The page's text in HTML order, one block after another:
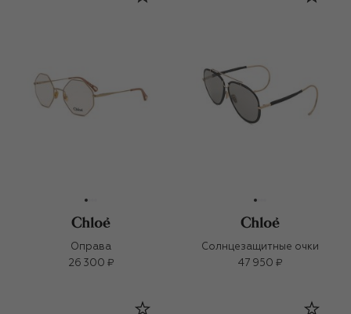
Оправа
26 300 ₽
Солнцезащитные очки
47 950 ₽